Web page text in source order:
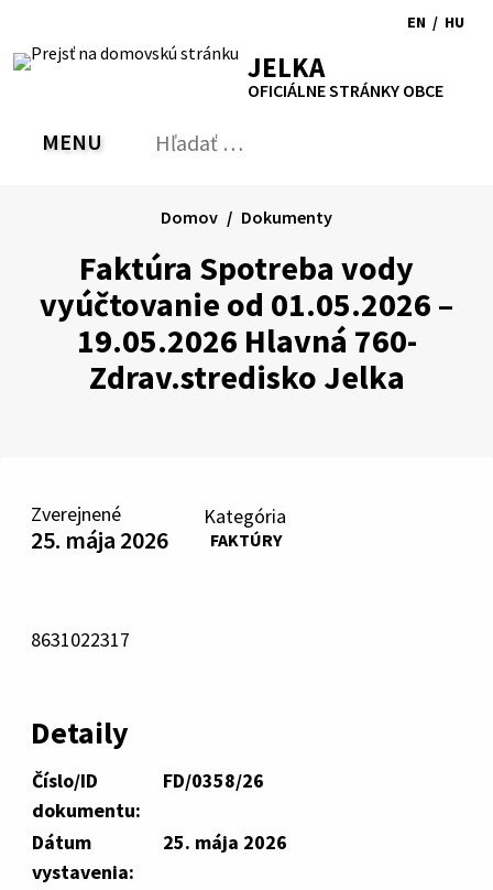
obsah
RSS MapaTlačiť
Zvýšiť
kontrast
písmapísma
EN
to
/ HU
JELKA
OFICIÁLNE STRÁNKY OBCE
PREPNÚŤ
MENU Hľadať:
Faktúra Spotreba vody
vyúčtovanie od 01.05.2026 –
19.05.2026 Hlavná 760-
Zdrav.stredisko Jelka
Domov Dokumenty
Zverejnené
25. mája 2026
Kategória
FAKTÚRY
8631022317
Detaily
Číslo/ID
dokumentu:
FD/0358/26
Dátum
vystavenia:
25. mája 2026